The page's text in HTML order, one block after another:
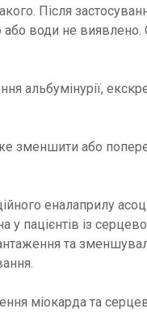
Після
води не виявлено.
зменшити або
еналаприлу
пацієнтів із
та
міокарда та